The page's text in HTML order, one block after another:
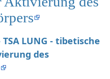
TSA LUNG - tibetische
des